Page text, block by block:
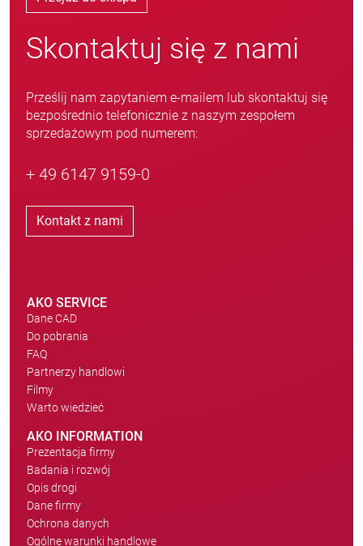
Skontaktuj się z nami
Prześlij nam zapytaniem e-mailem lub skontaktuj się
bezpośrednio telefonicznie z naszym zespołem
sprzedażowym pod numerem:
+ 49 6147 9159-0
Kontakt z nami
AKO SERVICE
Dane CAD
Do pobrania
FAQ
Partnerzy handlowi
Filmy
Warto wiedzieć
AKO INFORMATION
Prezentacja firmy
Badania i rozwój
Opis drogi
Dane firmy
Ochrona danych
Ogólne warunki handlowe